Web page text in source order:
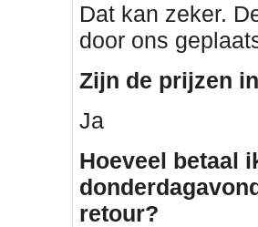
Dat kan zeker.
door ons
Zijn de prijzen
Ja
Hoeveel betaal
retour?